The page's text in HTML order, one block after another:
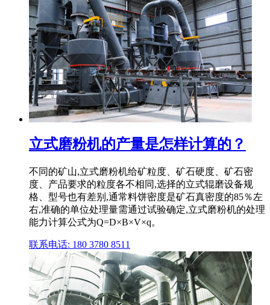
立式磨粉机的产量是怎样计算的？
不同的矿山,立式磨粉机给矿粒度、矿石硬度、矿石密
度、产品要求的粒度各不相同,选择的立式辊磨设备规
格、型号也有差别,通常料饼密度是矿石真密度的85％左
右,准确的单位处理量需通过试验确定,立式磨粉机的处理
能力计算公式为Q=D×B×V×q。
联系电话: 180 3780 8511